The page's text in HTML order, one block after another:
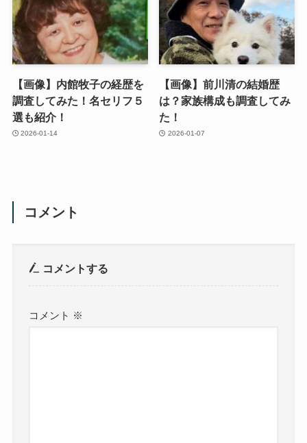
【画像】内館牧子の経歴を
調査してみた！名セリフ５
選も紹介！
2026-01-14
【画像】前川清の結婚歴
は？家族構成も調査してみ
た！
2026-01-07
コメント
コメントする
コメント ※